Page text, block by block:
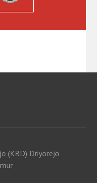
(KBD) Driyorejo